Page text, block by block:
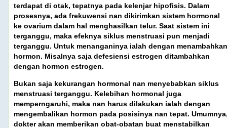
terdapat di otak, tepatnya pada kelenjar hipofisis. Dalam
prosesnya, ada frekuwensi nan dikirimkan sistem hormonal
ke ovarium dalam hal menghasilkan telur. Saat sistem ini
terganggu, maka efeknya siklus menstruasi pun menjadi
terganggu. Untuk menanganinya ialah dengan menambahkan
hormon. Misalnya saja defesiensi estrogen ditambahkan
dengan hormon estrogen.
Bukan saja kekurangan hormonal nan menyebabkan siklus
menstruasi terganggu. Kelebihan hormonal juga
memperngaruhi, maka nan harus dilakukan ialah dengan
mengembalikan hormon pada posisinya nan tepat.
dokter akan memberikan obat-obatan buat menstabilkan